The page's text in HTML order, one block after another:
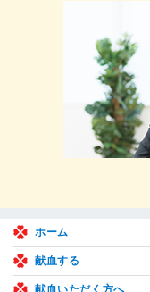
ホーム
献血する
献血いただく方へ